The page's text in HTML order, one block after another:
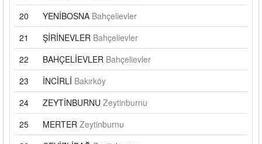
20
YENİBOSNA Bahçelievler
21
ŞİRİNEVLER Bahçelievler
22
BAHÇELİEVLER Bahçelievler
23
İNCİRLİ Bakırköy
24
ZEYTİNBURNU Zeytinburnu
25
MERTER Zeytinburnu